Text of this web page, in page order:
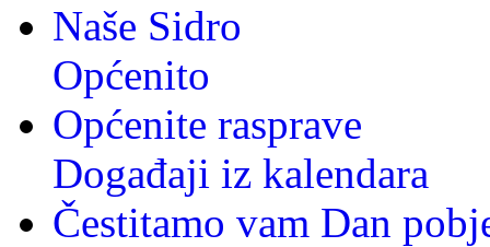
Naše Sidro
Općenito
Općenite rasprave
Događaji iz kalendara
Čestitamo vam Dan